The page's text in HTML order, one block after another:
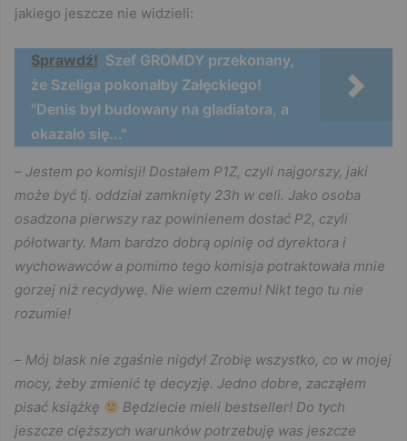
jakiego jeszcze nie widzieli:
Sprawdź! Szef GROMDY przekonany,
że Szeliga pokonałby Załęckiego!
"Denis był budowany na gladiatora, a
okazało się..."
– Jestem po komisji! Dostałem P1Z, czyli najgorszy, jaki
może być tj. oddział zamknięty 23h w celi. Jako osoba
osadzona pierwszy raz powinienem dostać P2, czyli
półotwarty. Mam bardzo dobrą opinię od dyrektora i
wychowawców a pomimo tego komisja potraktowała mnie
gorzej niż recydywę. Nie wiem czemu! Nikt tego tu nie
rozumie!
– Mój blask nie zgaśnie nigdy! Zrobię wszystko, co w mojej
mocy, żeby zmienić tę decyzję. Jedno dobre, zacząłem
pisać książkę
Będziecie mieli bestseller! Do tych
jeszcze cięższych warunków potrzebuję was jeszcze